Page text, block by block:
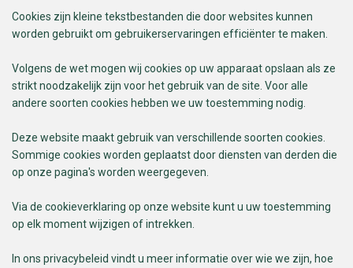
Cookies zijn kleine tekstbestanden die door websites kunnen
worden gebruikt om gebruikerservaringen efficiënter te maken.
Volgens de wet mogen wij cookies op uw apparaat opslaan als ze
strikt noodzakelijk zijn voor het gebruik van de site. Voor alle
andere soorten cookies hebben we uw toestemming nodig.
Deze website maakt gebruik van verschillende soorten cookies.
Sommige cookies worden geplaatst door diensten van derden die
op onze pagina's worden weergegeven.
Via de cookieverklaring op onze website kunt u uw toestemming
op elk moment wijzigen of intrekken.
In ons privacybeleid vindt u meer informatie over wie we zijn, hoe